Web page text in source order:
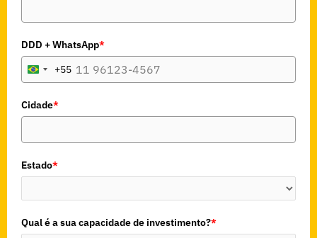
DDD + WhatsApp*
B
a
z
+
5
+55
Cidade*
Estado*
Qual é a sua capacidade de investimento?*